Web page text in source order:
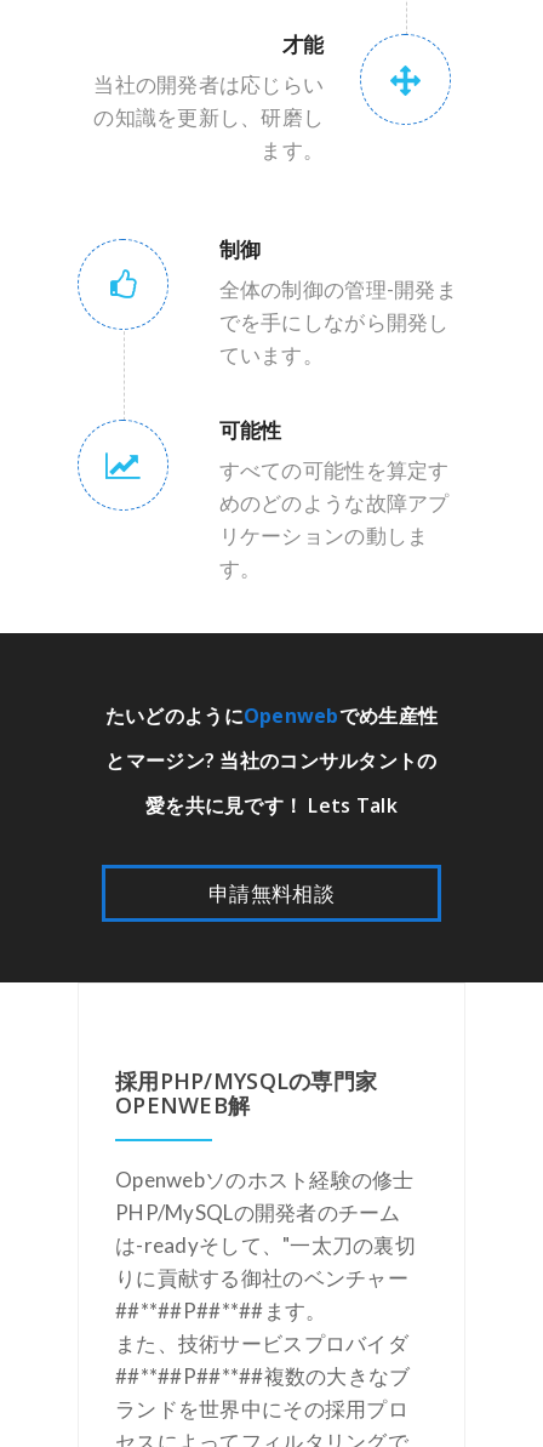
才能
当社の開発者は応じらい
の知識を更新し、研磨し
ます。
制御
全体の制御の管理-開発ま
でを手にしながら開発し
ています。
可能性
すべての可能性を算定す
めのどのような故障アプ
リケーションの動しま
す。
たいどのようにOpenwebでめ生産性
とマージン? 当社のコンサルタントの
愛を共に見です！ Lets Talk
申請無料相談
採用PHP/MYSQLの専門家
OPENWEB解
Openwebソのホスト経験の修士
PHP/MySQLの開発者のチーム
は-readyそして、"一太刀の裏切
りに貢献する御社のベンチャー
##**##P##**##ます。
また、技術サービスプロバイダ
##**##P##**##複数の大きなブ
ランドを世界中にその採用プロ
セスによってフィルタリングで